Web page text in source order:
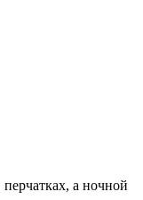
а ночной